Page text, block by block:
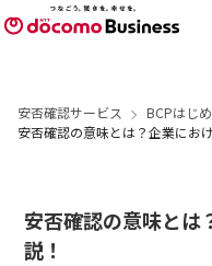
安否確認サービス
BCPはじ
安否確認の意味とは？企業にお
安否確認の意味とは
説！